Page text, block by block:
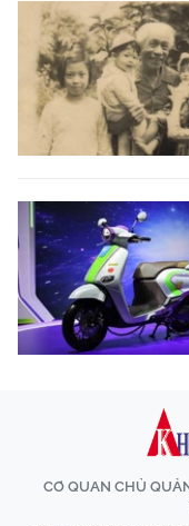
CƠ QUAN CHỦ